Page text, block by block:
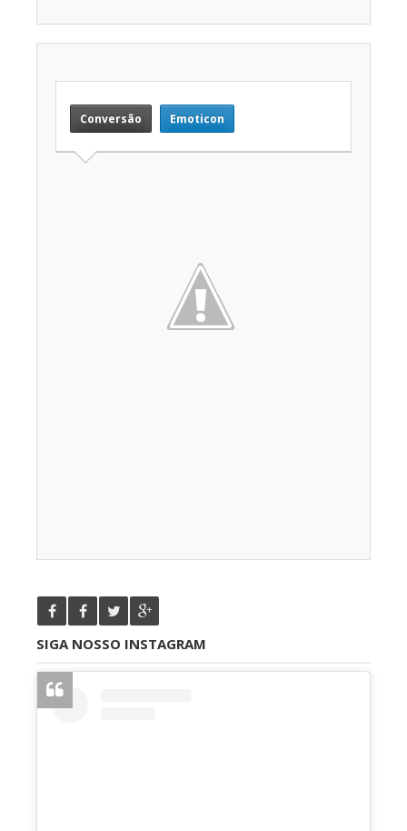
Conversão Emoticon
SIGA NOSSO INSTAGRAM